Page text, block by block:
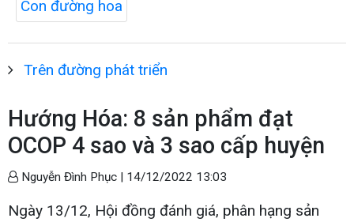
Con đường hoa
Trên đường phát triển
Hướng Hóa: 8 sản phẩm đạt
OCOP 4 sao và 3 sao cấp huyện
Nguyễn Đình Phục | 14/12/2022 13:03
Ngày 13/12, Hội đồng đánh giá, phân hạng sản